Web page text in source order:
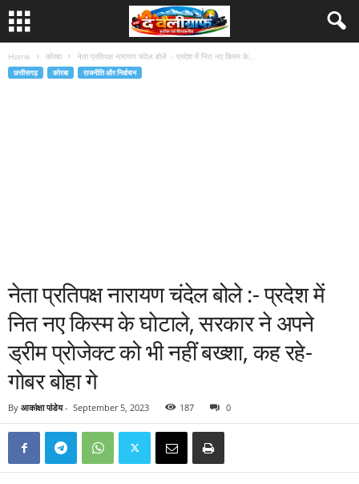
Home कोरबा नेता प्रतिपक्ष नारायण चंदेल बोले :- प्रदेश में नित नए किस्म के...
छत्तीसगढ़ कोरबा राजनीति और निर्वाचन
नेता प्रतिपक्ष नारायण चंदेल बोले :- प्रदेश में
नित नए किस्म के घाेटाले, सरकार ने अपने
ड्रीम प्राेजेक्ट को भी नहीं बख्शा, कह रहे-
गाेबर बोहा गे
By आकांक्षा पांडेय- September 5, 2023 187 0